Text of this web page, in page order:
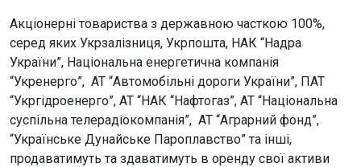
Акціонерні товариства з державною часткою 100%,
серед яких Укрзалізниця, Укрпошта, НАК “Надра
України”, Національна енергетична компанія
“Укренерго”, АТ “Автомобільні дороги України”, ПАТ
“Укргідроенерго”, АТ “НАК “Нафтогаз”, АТ “Національна
суспільна телерадіокомпанія”, АТ “Аграрний фонд”,
“Українське Дунайське Пароплавство” та інші,
продаватимуть та здаватимуть в оренду свої активи